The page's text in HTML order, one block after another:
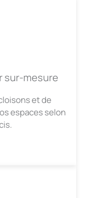
sur-mesure
et de
espaces selon